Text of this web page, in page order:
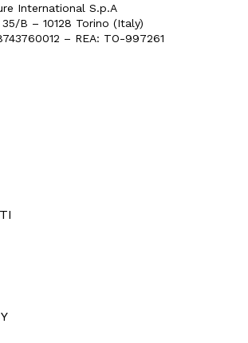
International S.p.A
B – 10128 Torino (Italy)
– REA: TO-997261